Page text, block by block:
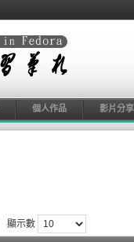
個人作品 影片分
顯示數